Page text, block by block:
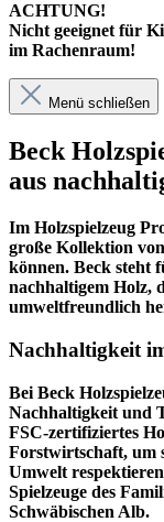
ACHTUNG!
Nicht geeignet für
im Rachenraum!
Menü schließen
Beck
aus
Im Holzspielzeug
große Kollektion
können. Beck steht
nachhaltigem Holz,
umweltfreundlich
Nachhaltigkeit
Bei Beck
Nachhaltigkeit und
FSC-zertifiziertes
Forstwirtschaft, um
Umwelt
Spielzeuge des
Schwäbischen Alb.